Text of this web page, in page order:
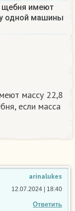
имеют
одной машины
массу 22,8
если масса
arinalukes
Ответить
12.07.2024 | 18:40